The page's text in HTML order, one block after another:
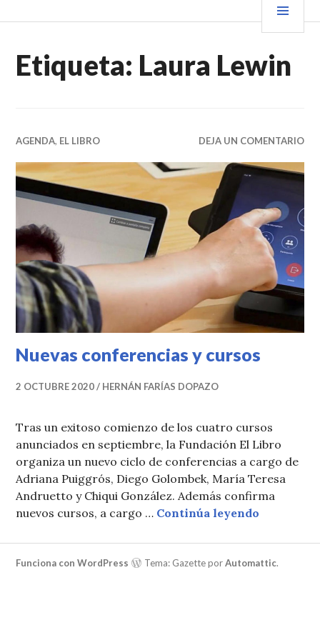
al VENDER+LIBROS NOTICIAS
Etiqueta: Laura Lewin
AGENDA, EL LIBRO DEJA UN COMENTARIO
Nuevas conferencias y cursos
2 OCTUBRE 2020 HERNÁN FARÍAS DOPAZO
Tras un exitoso comienzo de los cuatro cursos
anunciados en septiembre, la Fundación El Libro
organiza un nuevo ciclo de conferencias a cargo de
Adriana Puiggrós, Diego Golombek, María Teresa
Andruetto y Chiqui González. Además confirma
nuevos cursos, a cargo … Continúa leyendo
Funciona con WordPress Tema: Gazette porAutomattic.